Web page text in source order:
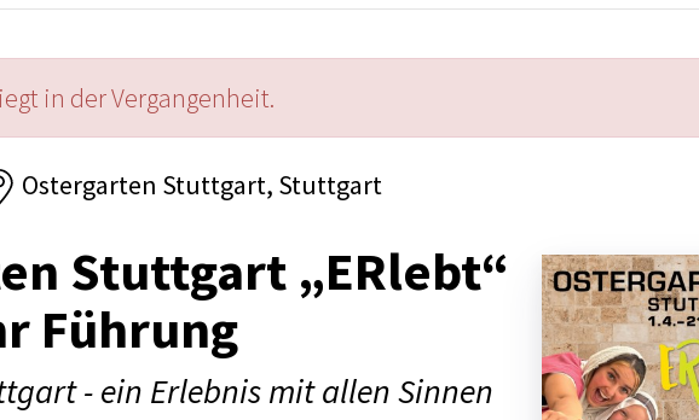
in der Vergangenheit.
Ostergarten Stuttgart, Stuttgart
Stuttgart „ERlebt“
Führung
- ein Erlebnis mit allen Sinnen